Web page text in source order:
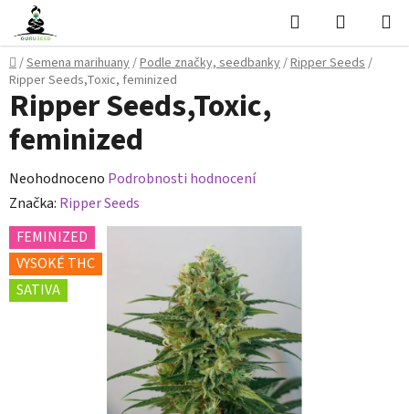
Přejít
obsah
Hledat
KOŠÍK
Domů
/Semena marihuany/Podle značky, seedbanky/Ripper Seeds/
Ripper Seeds,Toxic, feminized
Ripper Seeds,Toxic,
feminized
Průměrné
hodnocení
produktu
je
0,0
z
Neohodnoceno Podrobnosti hodnocení
Značka: Ripper Seeds
FEMINIZED
VYSOKÉ THC
SATIVA